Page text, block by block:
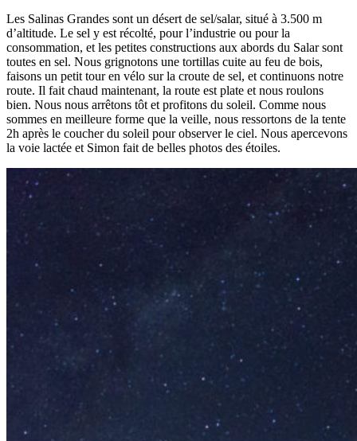
Les Salinas Grandes sont un désert de sel/salar, situé à 3.500 m
d’altitude. Le sel y est récolté, pour l’industrie ou pour la
consommation, et les petites constructions aux abords du Salar sont
toutes en sel. Nous grignotons une tortillas cuite au feu de bois,
faisons un petit tour en vélo sur la croute de sel, et continuons notre
route. Il fait chaud maintenant, la route est plate et nous roulons
bien. Nous nous arrêtons tôt et profitons du soleil. Comme nous
sommes en meilleure forme que la veille, nous ressortons de la tente
2h après le coucher du soleil pour observer le ciel. Nous apercevons
la voie lactée et Simon fait de belles photos des étoiles.